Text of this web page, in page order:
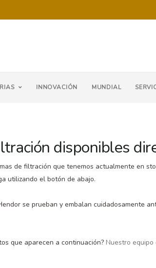
INNOVACIÓN MUNDIAL
disponibles
de filtración que tenemos actualmente en
utilizando el botón de abajo.
se prueban y embalan cuidadosamente
que aparecen a continuación? Nuestro